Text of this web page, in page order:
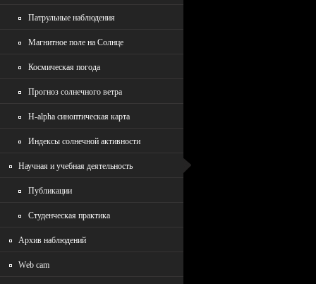
Патрульные наблюдения
Магнитное поле на Солнце
Космическая погода
Прогноз солнечного ветра
H-alpha синоптическая карта
Индексы солнечной активности
Научная и учебная деятельность
Публикации
Студенческая практика
Архив наблюдений
Wеb cam